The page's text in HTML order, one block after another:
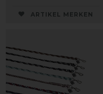
ARTIKEL MERKEN